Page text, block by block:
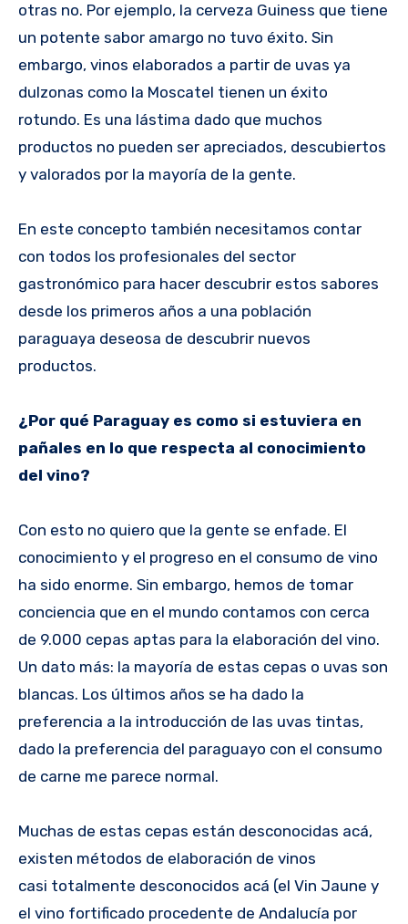
otras no. Por ejemplo, la cerveza Guiness que tiene
un potente sabor amargo no tuvo éxito. Sin
embargo, vinos elaborados a partir de uvas ya
dulzonas como la Moscatel tienen un éxito
rotundo. Es una lástima dado que muchos
productos no pueden ser apreciados, descubiertos
y valorados por la mayoría de la gente.
En este concepto también necesitamos contar
con todos los profesionales del sector
gastronómico para hacer descubrir estos sabores
desde los primeros años a una población
paraguaya deseosa de descubrir nuevos
productos.
¿Por qué Paraguay es como si estuviera en
pañales en lo que respecta al conocimiento
del vino?
Con esto no quiero que la gente se enfade. El
conocimiento y el progreso en el consumo de vino
ha sido enorme. Sin embargo, hemos de tomar
conciencia que en el mundo contamos con cerca
de 9.000 cepas aptas para la elaboración del vino.
Un dato más: la mayoría de estas cepas o uvas son
blancas. Los últimos años se ha dado la
preferencia a la introducción de las uvas tintas,
dado la preferencia del paraguayo con el consumo
de carne me parece normal.
Muchas de estas cepas están desconocidas acá,
existen métodos de elaboración de vinos
casi totalmente desconocidos acá (el Vin Jaune y
el vino fortificado procedente de Andalucía por